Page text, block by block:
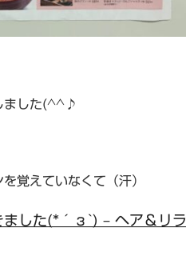
ました(^^♪
覚えていなくて（汗）
ました(*´з`) – ヘア＆リラ